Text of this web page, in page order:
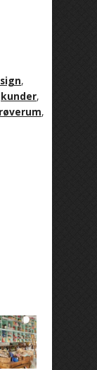
,
kunder,
,